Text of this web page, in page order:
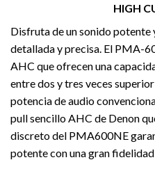
HIGH
Disfruta de un sonido potente
detallada y precisa. El PMA-
AHC que ofrecen una
entre dos y tres veces
potencia de audio
pull sencillo AHC de Denon
discreto del PMA600NE
potente con una gran